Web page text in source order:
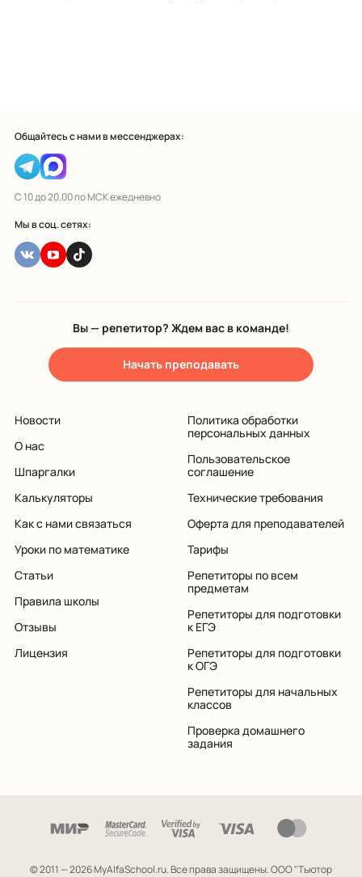
Общайтесь с нами в мессенджерах:
С 10 до 20.00 по МСК ежедневно
Мы в соц. сетях:
Вы — репетитор? Ждем вас в команде!
Начать преподавать
Новости
О нас
Шпаргалки
Калькуляторы
Как с нами связаться
Уроки по математике
Статьи
Правила школы
Отзывы
Лицензия
Политика обработки
персональных данных
Пользовательское
соглашение
Технические требования
Оферта для преподавателей
Тарифы
Репетиторы по всем
предметам
Репетиторы для подготовки
к ЕГЭ
Репетиторы для подготовки
к ОГЭ
Репетиторы для начальных
классов
Проверка домашнего
задания
© 2011 — 2026 MyAlfaSchool.ru. Все права защищены.ООО "Тьютор